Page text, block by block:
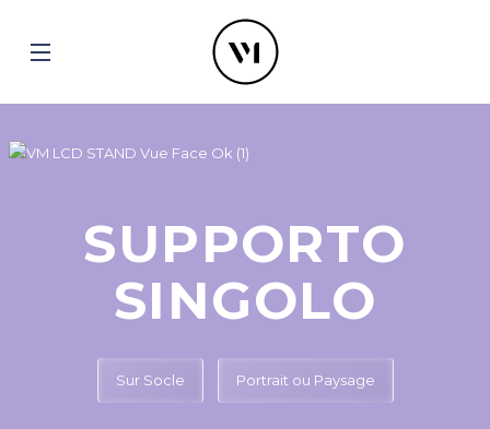
SUPPORTO
SINGOLO
Sur Socle Portrait ou Paysage